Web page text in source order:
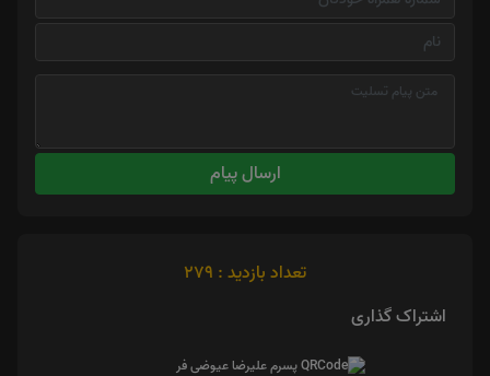
ارسال پیام
تعداد بازدید : 279
اشتراک گذاری